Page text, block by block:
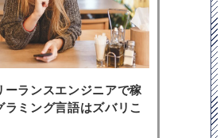
ーランスエンジニアで稼
ラミング言語はズバリこ